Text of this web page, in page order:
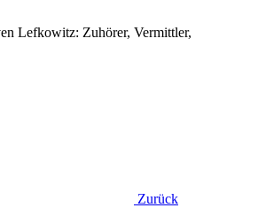
Lefkowitz: Zuhörer, Vermittler,
Zurück